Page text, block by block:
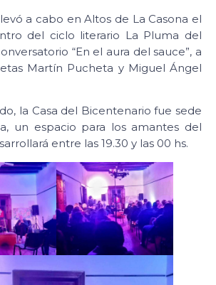
a cabo en Altos de La Casona el
del ciclo literario La Pluma del
“En el aura del sauce”, a
Martín Pucheta y Miguel Ángel
la Casa del Bicentenario fue sede
un espacio para los amantes del
entre las 19.30 y las 00 hs.